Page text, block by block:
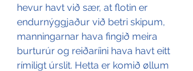
hevur havt við sær, at flotin er
endurnýggjaður við betri skipum,
manningarnar hava fingið meira
burturúr og reiðaríini hava havt eitt
rímiligt úrslit. Hetta er komið øllum